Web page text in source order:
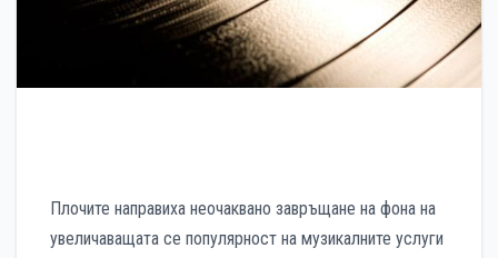
Плочите направиха неочаквано завръщане на фона на
увеличаващата се популярност на музикалните услуги